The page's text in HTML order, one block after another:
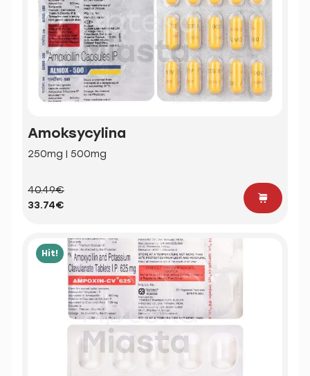
Amoksycylina
250mg | 500mg
40.49€
33.74€
Hit!